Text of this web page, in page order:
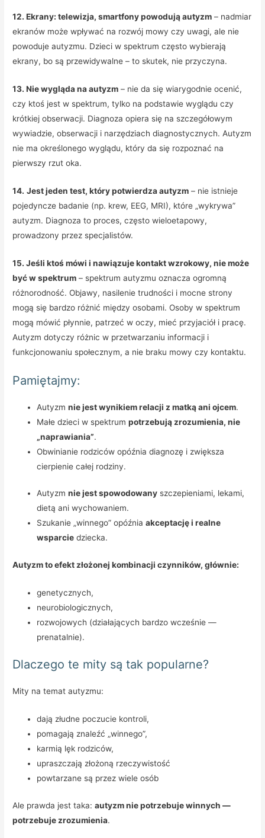
12. Ekrany: telewizja, smartfony powodują autyzm – nadmiar
ekranów może wpływać na rozwój mowy czy uwagi, ale nie
powoduje autyzmu. Dzieci w spektrum często wybierają
ekrany, bo są przewidywalne – to skutek, nie przyczyna.
13. Nie wygląda na autyzm – nie da się wiarygodnie ocenić,
czy ktoś jest w spektrum, tylko na podstawie wyglądu czy
krótkiej obserwacji. Diagnoza opiera się na szczegółowym
wywiadzie, obserwacji i narzędziach diagnostycznych. Autyzm
nie ma określonego wyglądu, który da się rozpoznać na
pierwszy rzut oka.
14. Jest jeden test, który potwierdza autyzm – nie istnieje
pojedyncze badanie (np. krew, EEG, MRI), które „wykrywa”
autyzm. Diagnoza to proces, często wieloetapowy,
prowadzony przez specjalistów.
15. Jeśli ktoś mówi i nawiązuje kontakt wzrokowy, nie może
być w spektrum – spektrum autyzmu oznacza ogromną
różnorodność. Objawy, nasilenie trudności i mocne strony
mogą się bardzo różnić między osobami. Osoby w spektrum
mogą mówić płynnie, patrzeć w oczy, mieć przyjaciół i pracę.
Autyzm dotyczy różnic w przetwarzaniu informacji i
funkcjonowaniu społecznym, a nie braku mowy czy kontaktu.
Pamiętajmy:
Autyzmnie jest wynikiem relacji z matką ani ojcem.
Małe dzieci w spektrumpotrzebują zrozumienia, nie
„naprawiania”.
Obwinianie rodziców opóźnia diagnozę i zwiększa
cierpienie całej rodziny.
Autyzmnie jest spowodowany szczepieniami, lekami,
dietą ani wychowaniem.
Szukanie „winnego” opóźniaakceptację i realne
wsparcie dziecka.
Autyzm to efekt złożonej kombinacji czynników, głównie:
genetycznych,
neurobiologicznych,
rozwojowych (działających bardzo wcześnie —
prenatalnie).
Dlaczego te mity są tak popularne?
Mity na temat autyzmu:
dają złudne poczucie kontroli,
pomagają znaleźć „winnego”,
karmią lęk rodziców,
upraszczają złożoną rzeczywistość
powtarzane są przez wiele osób
Ale prawda jest taka:autyzm nie potrzebuje winnych —
potrzebuje zrozumienia.